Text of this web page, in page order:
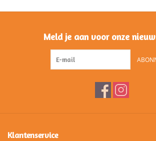
Meld je aan voor onze
Klantenservice